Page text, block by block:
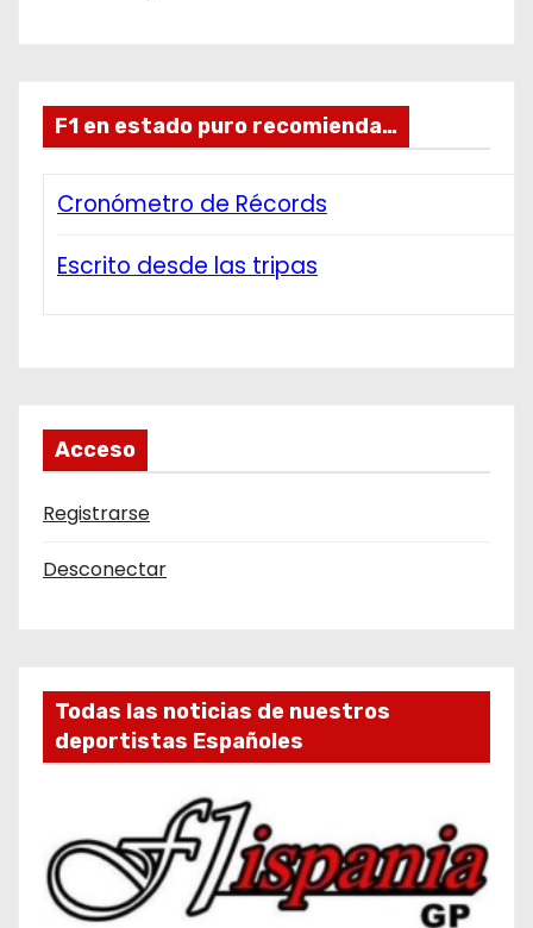
F1 en estado puro recomienda…
Cronómetro de Récords
Escrito desde las tripas
Acceso
Registrarse
Desconectar
Todas las noticias de nuestros
deportistas Españoles